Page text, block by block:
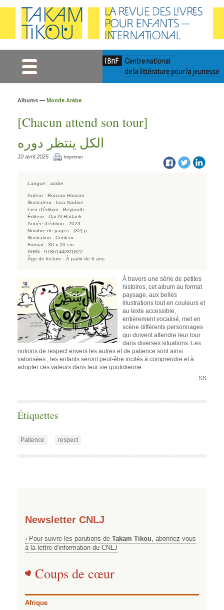
Albums — Monde Arabe
[Chacun attend son tour]
الكل ينتظر دوره
10 avril 2025 Imprimer
Langue : arabe
Auteur : Rouzan Hassan
Illustrateur : Issa Nadine
Lieu d'édition : Beyrouth
Éditeur : Dar Al-Hadaek
Année d'édition : 2023
Nombre de pages : [32] p.
Illustration : Couleur
Format : 30 x 20 cm
ISBN : 9786144391822
Âge de lecture : À partir de 6 ans
À travers une série de petites
histoires, cet album au format
paysage, aux belles
illustrations tout en couleurs et
au texte accessible,
entièrement vocalisé, met en
scène différents personnages
qui doivent attendre leur tour
dans diverses situations. Les
notions de respect envers les autres et de patience sont ainsi
valorisées ; les enfants seront peut-être incités à comprendre et à
adopter ces valeurs dans leur vie quotidienne…
SS
Étiquettes
Patience respect
Newsletter CNLJ
› Pour suivre les parutions de Takam Tikou , abonnez-vous
à la lettre d'information du CNLJ
Coups de cœur
Afrique